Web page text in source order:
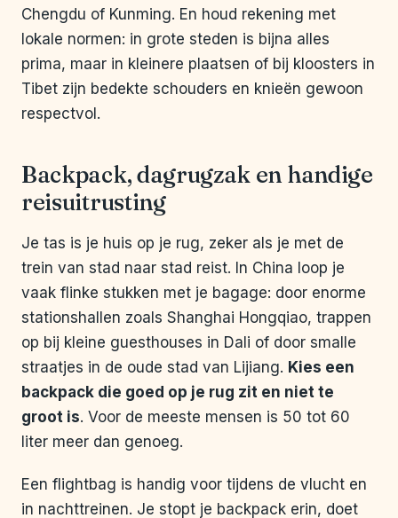
Chengdu of Kunming. En houd rekening met
lokale normen: in grote steden is bijna alles
prima, maar in kleinere plaatsen of bij kloosters in
Tibet zijn bedekte schouders en knieën gewoon
respectvol.
Backpack, dagrugzak en handige
reisuitrusting
Je tas is je huis op je rug, zeker als je met de
trein van stad naar stad reist. In China loop je
vaak flinke stukken met je bagage: door enorme
stationshallen zoals Shanghai Hongqiao, trappen
op bij kleine guesthouses in Dali of door smalle
straatjes in de oude stad van Lijiang. Kies een
backpack die goed op je rug zit en niet te
groot is. Voor de meeste mensen is 50 tot 60
liter meer dan genoeg.
Een flightbag is handig voor tijdens de vlucht en
in nachttreinen. Je stopt je backpack erin, doet